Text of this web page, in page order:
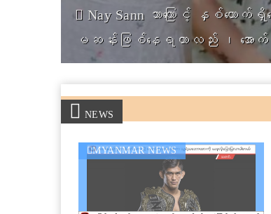
Food Blogger Foodokit ရဲ့ ဟင်း
NEWS
MYANMAR NEWS